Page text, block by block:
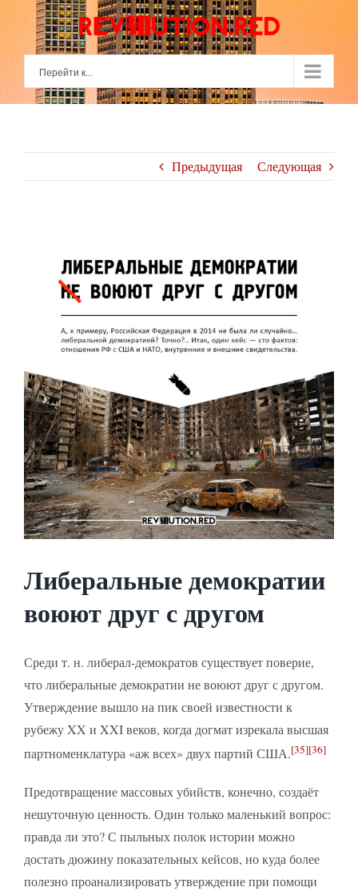
content
Перейти к...
Предыдущая Следующая
Либеральные демократии
воюют друг с другом
Среди т. н. либерал-демократов существует поверие,
что либеральные демократии не воюют друг с другом.
Утверждение вышло на пик своей известности к
рубежу XX и XXI веков, когда догмат изрекала высшая
партноменклатура «аж всех» двух партий США.[35][36]
Предотвращение массовых убийств, конечно, создаёт
нешуточную ценность. Один только маленький вопрос:
правда ли это? С пыльных полок истории можно
достать дюжину показательных кейсов, но куда более
полезно проанализировать утверждение при помощи